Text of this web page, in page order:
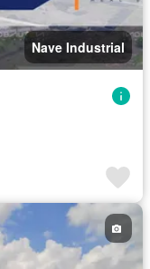
Nave Industrial